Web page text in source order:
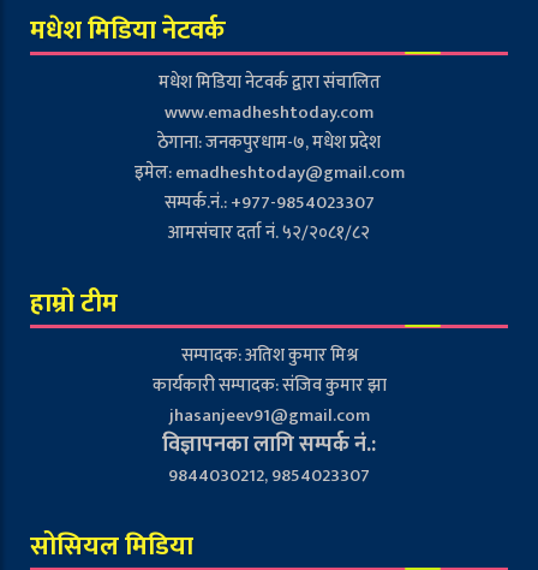
मधेश मिडिया नेटवर्क
मधेश मिडिया नेटवर्क द्वारा संचालित
www.emadheshtoday.com
ठेगाना: जनकपुरधाम-७, मधेश प्रदेश
इमेल:emadheshtoday@gmail.com
सम्पर्क.नं.: +977-9854023307
आमसंचार दर्ता नं. ५२/२०८१/८२
हाम्रो टीम
सम्पादक: अतिश कुमार मिश्र
कार्यकारी सम्पादक: संजिव कुमार झा
jhasanjeev91@gmail.com
विज्ञापनका लागि सम्पर्क नं.:
9844030212, 9854023307
सोसियल मिडिया